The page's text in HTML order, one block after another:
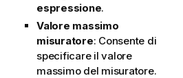
espressione.
Valore massimo
misuratore: Consente di
specificare il valore
massimo del misuratore.